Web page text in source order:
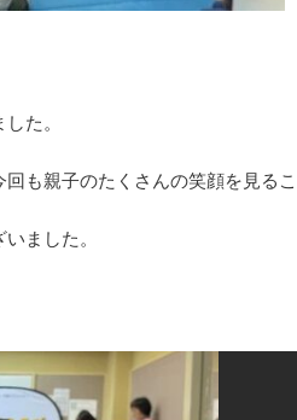
た。
も親子のたくさんの笑顔を見るこ
ました。